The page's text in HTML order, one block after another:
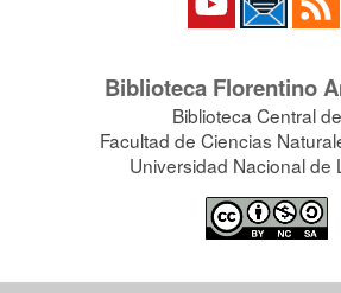
Biblioteca Florentino
Biblioteca Central
Facultad de Ciencias
Universidad Nacional de